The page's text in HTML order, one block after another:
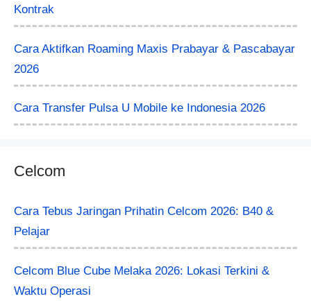
Kontrak
Cara Aktifkan Roaming Maxis Prabayar & Pascabayar
2026
Cara Transfer Pulsa U Mobile ke Indonesia 2026
Celcom
Cara Tebus Jaringan Prihatin Celcom 2026: B40 &
Pelajar
Celcom Blue Cube Melaka 2026: Lokasi Terkini &
Waktu Operasi